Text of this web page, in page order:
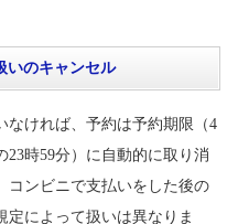
いのキャンセル
なければ、予約は予約期限（4
23時59分）に自動的に取り消
コンビニで支払いをした後の
定によって扱いは異なりま